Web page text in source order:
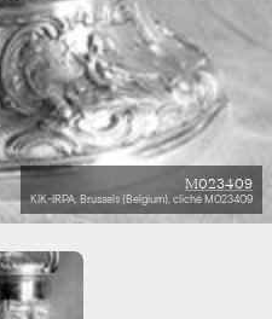
M023409
KIK-IRPA, Brussels (Belgium), cliché M023409